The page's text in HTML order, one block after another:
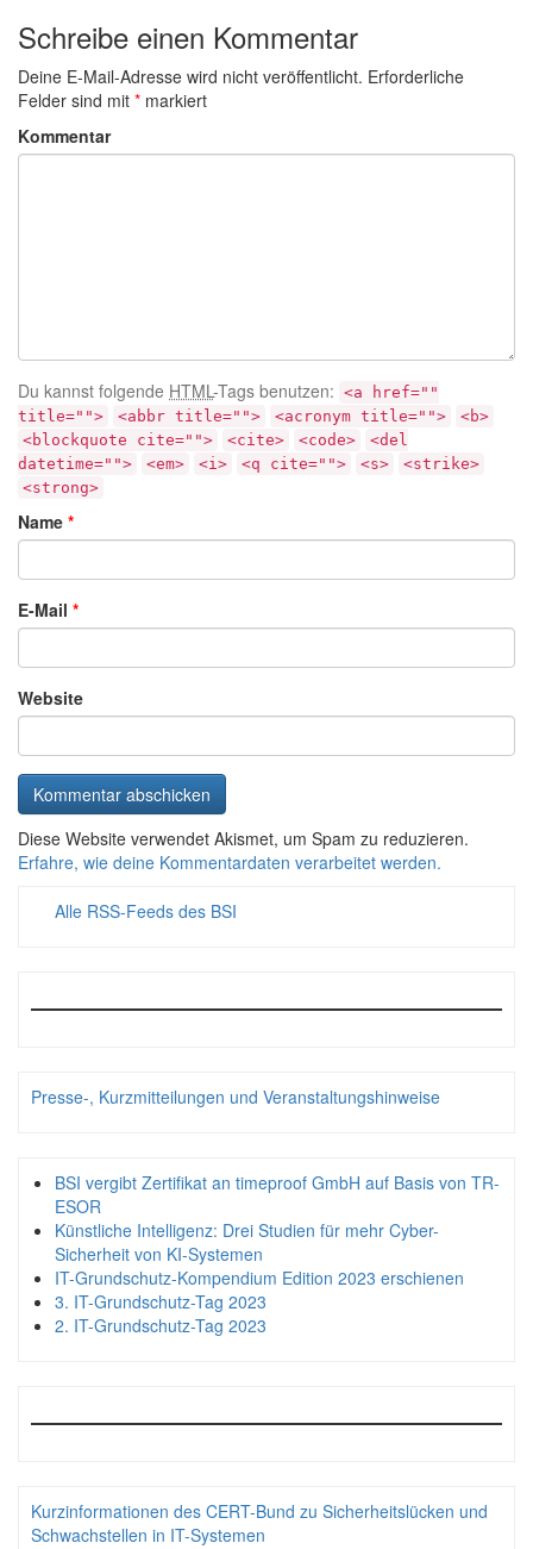
Schreibe einen Kommentar
Deine E-Mail-Adresse wird nicht veröffentlicht. Erforderliche
Felder sind mit * markiert
Kommentar
Du kannst folgende HTML-Tags benutzen: <a href=""
title="">
<abbr title=""> <acronym title="">
<b>
<blockquote cite="">
<cite> <code>
<del
datetime="">
<em> <i> <q cite=""> <s>
<strike>
<strong>
Name *
E-Mail *
Website
Diese Website verwendet Akismet, um Spam zu reduzieren.
Erfahre, wie deine Kommentardaten verarbeitet werden.
Alle RSS-Feeds des BSI
Presse-, Kurzmitteilungen und Veranstaltungshinweise
BSI vergibt Zertifikat an timeproof GmbH auf Basis von TR-
ESOR
Künstliche Intelligenz: Drei Studien für mehr Cyber-
Sicherheit von KI-Systemen
IT-Grundschutz-Kompendium Edition 2023 erschienen
3. IT-Grundschutz-Tag 2023
2. IT-Grundschutz-Tag 2023
Kurzinformationen des CERT-Bund zu Sicherheitslücken und
Schwachstellen in IT-Systemen